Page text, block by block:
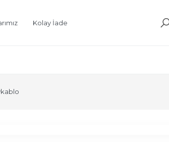
Kolay İade